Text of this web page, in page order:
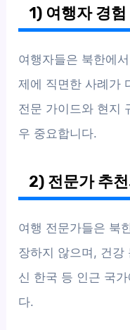
1) 여행자 경험
여행자들은 북한에
제에 직면한 사례가
전문 가이드와 현지
우 중요합니다.
2) 전문가 추
여행 전문가들은 북
장하지 않으며, 건강
신 한국 등 인근 국
다.